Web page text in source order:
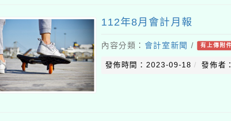
112年8月會計月報
內容分類： 會計室新聞 / 有上傳附
發佈時間：2023-09-18 發佈者